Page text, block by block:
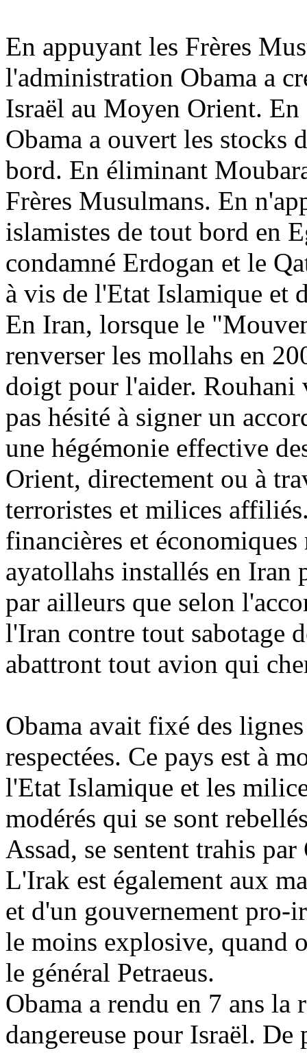
En appuyant les Frères
l'administration Obama a
Israël au Moyen Orient.
Obama a ouvert les stocks
bord. En éliminant
Frères Musulmans. En
islamistes de tout bord en
condamné Erdogan et le
à vis de l'Etat Islamique et
En Iran, lorsque le
renverser les mollahs en
doigt pour l'aider. Rouhani
pas hésité à signer un
une hégémonie effective
Orient, directement ou à
terroristes et milices
financières et
ayatollahs installés en Iran
par ailleurs que selon
l'Iran contre tout sabotage
abattront tout avion qui
Obama avait fixé des
respectées. Ce pays est à
l'Etat Islamique et les
modérés qui se sont
Assad, se sentent trahis par
L'Irak est également aux
et d'un gouvernement pro-
le moins explosive, quand
le général Petraeus.
Obama a rendu en 7 ans
dangereuse pour Israël.